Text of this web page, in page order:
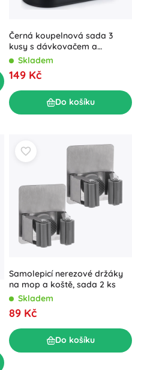
Černá koupelnová sada 3
kusy s dávkovačem a
bambusovými prvky
Skladem
149 Kč
Do košíku
Samolepicí nerezové držáky
na mop a koště, sada 2 ks
Skladem
89 Kč
Do košíku